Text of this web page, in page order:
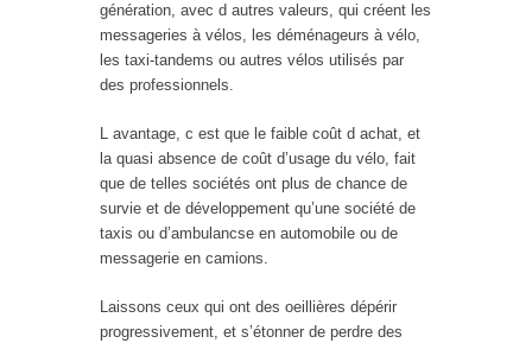
génération, avec d autres valeurs, qui créent les
messageries à vélos, les déménageurs à vélo,
les taxi-tandems ou autres vélos utilisés par
des professionnels.
L avantage, c est que le faible coût d achat, et
la quasi absence de coût d’usage du vélo, fait
que de telles sociétés ont plus de chance de
survie et de développement qu’une société de
taxis ou d’ambulancse en automobile ou de
messagerie en camions.
Laissons ceux qui ont des oeillières dépérir
progressivement, et s’étonner de perdre des